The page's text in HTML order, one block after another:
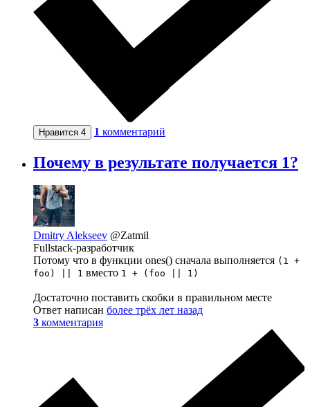
Нравится 4 1 комментарий
Почему в результате получается 1?
Dmitry Alekseev @Zatmil
Fullstack-разработчик
Потому что в функции ones() сначала выполняется (1 +
foo) || 1 вместо 1 + (foo || 1)
Достаточно поставить скобки в правильном месте
Ответ написан более трёх лет назад
3 комментария